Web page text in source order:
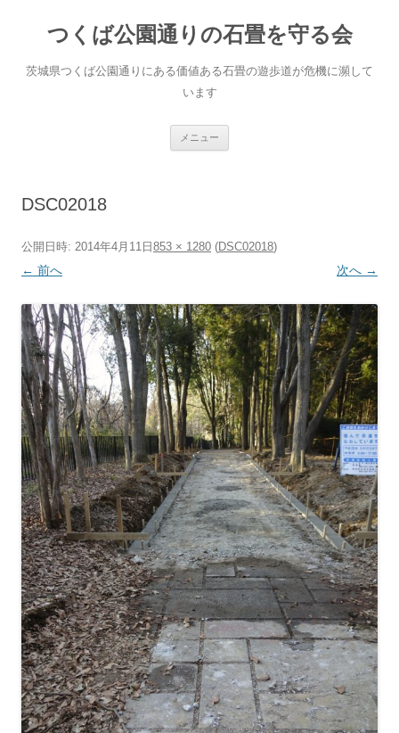
へ
ス
つくば公園通りの石畳を守る会
茨城県つくば公園通りにある価値ある石畳の遊歩道が危機に瀕して
います
メニュー
DSC02018
公開日時: 2014年4月11日 853 × 1280 (DSC02018)
← 前へ 次へ →